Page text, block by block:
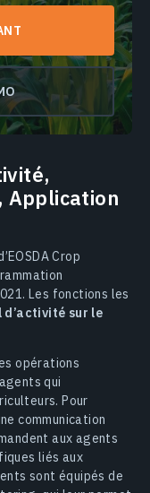
Application
Crop
Les fonctions les
d’activité sur le
opérations
qui
Pour
communication
aux agents
liés aux
sont équipés de